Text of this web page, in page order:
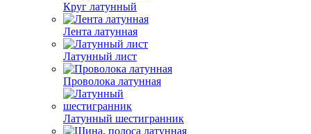
Круг латунный
Лента латунная
Латунный лист
Проволока латунная
Латунный шестигранник